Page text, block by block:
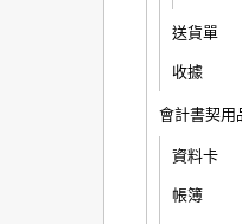
送貨單
收據
會計書契用
資料卡
帳簿